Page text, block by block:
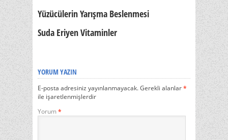
Yüzücülerin Yarışma Beslenmesi
Suda Eriyen Vitaminler
YORUM YAZIN
E-posta adresiniz yayınlanmayacak.Gerekli alanlar*
ile işaretlenmişlerdir
Yorum *